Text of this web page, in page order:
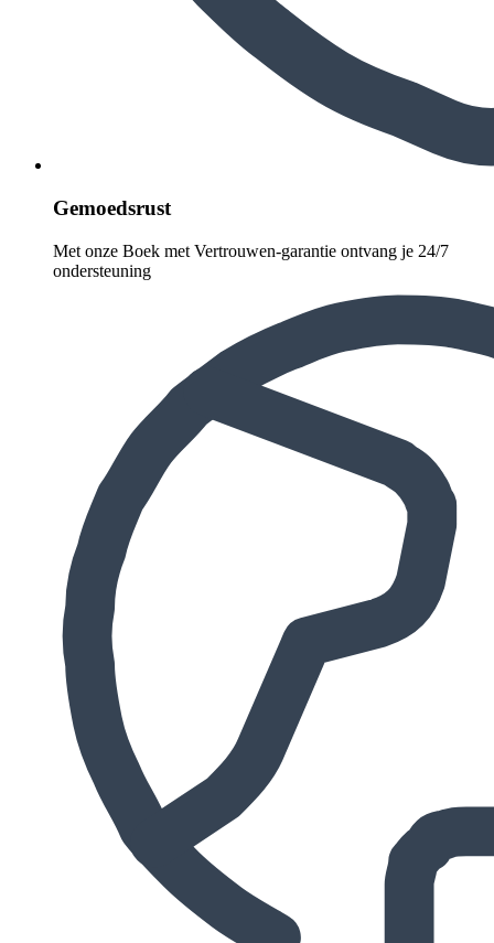
Gemoedsrust
Met onze Boek met Vertrouwen-garantie ontvang je 24/7
ondersteuning